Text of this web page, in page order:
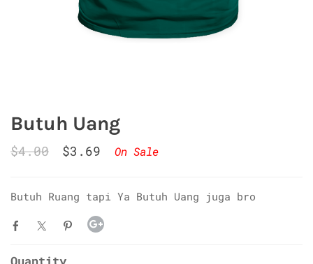
Butuh Uang
$4.00 $3.69 On Sale
Butuh Ruang tapi Ya Butuh Uang juga bro
Quantity